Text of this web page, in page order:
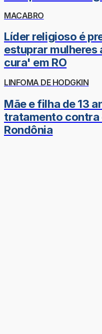
MACABRO
Líder religioso é
estuprar
cura' em RO
LINFOMA DE HODGKIN
Mãe e filha de 13
tratamento contra
Rondônia